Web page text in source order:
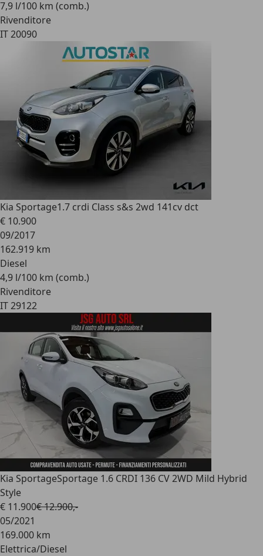
7,9 l/100 km (comb.)
Rivenditore
IT 20090
Kia Sportage1.7 crdi Class s&s 2wd 141cv dct
€ 10.900
09/2017
162.919 km
Diesel
4,9 l/100 km (comb.)
Rivenditore
IT 29122
Kia SportageSportage 1.6 CRDI 136 CV 2WD Mild Hybrid
Style
€ 11.900€ 12.900,-
05/2021
169.000 km
Elettrica/Diesel